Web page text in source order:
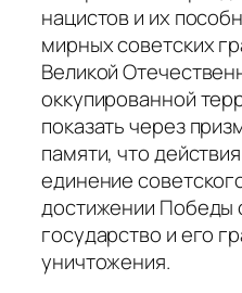
нацистов и их
мирных советских
Великой
оккупированной
показать через
памяти, что
единение
достижении Победы
государство и его
уничтожения.